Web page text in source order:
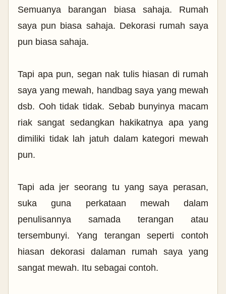
Semuanya barangan biasa sahaja. Rumah
saya pun biasa sahaja. Dekorasi rumah saya
pun biasa sahaja.
Tapi apa pun, segan nak tulis hiasan di rumah
saya yang mewah, handbag saya yang mewah
dsb. Ooh tidak tidak. Sebab bunyinya macam
riak sangat sedangkan hakikatnya apa yang
dimiliki tidak lah jatuh dalam kategori mewah
pun.
Tapi ada jer seorang tu yang saya perasan,
suka guna perkataan mewah dalam
penulisannya samada terangan atau
tersembunyi. Yang terangan seperti contoh
hiasan dekorasi dalaman rumah saya yang
sangat mewah. Itu sebagai contoh.